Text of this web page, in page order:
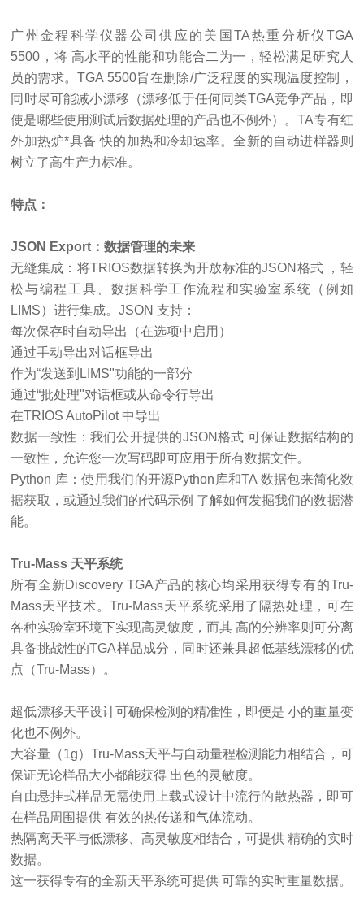
广州金程科学仪器公司供应的美国 TA热重分析仪 TGA
5500，将 高水平的性能和功能合二为一，轻松满足研究人
员的需求。TGA 5500旨在删除/广泛程度的实现温度控制，
同时尽可能减小漂移（漂移低于任何同类TGA竞争产品，即
使是哪些使用测试后数据处理的产品也不例外）。TA专有红
外加热炉*具备 快的加热和冷却速率。全新的自动进样器则
树立了高生产力标准。
特点：
JSON Export：数据管理的未来
无缝集成：将TRIOS数据转换为开放标准的JSON格式 ，轻
松与编程工具、数据科学工作流程和实验室系统（例如
LIMS）进行集成。JSON 支持：
每次保存时自动导出（在选项中启用）
通过手动导出对话框导出
作为“发送到LIMS"功能的一部分
通过“批处理"对话框或从命令行导出
在TRIOS AutoPilot 中导出
数据一致性：我们公开提供的JSON格式 可保证数据结构的
一致性，允许您一次写码即可应用于所有数据文件。
Python 库：使用我们的开源Python库和TA 数据包来简化数
据获取，或通过我们的代码示例 了解如何发掘我们的数据潜
能。
Tru-Mass 天平系统
所有全新Discovery TGA产品的核心均采用获得专有的Tru-
Mass天平技术。Tru-Mass天平系统采用了隔热处理，可在
各种实验室环境下实现高灵敏度，而其 高的分辨率则可分离
具备挑战性的TGA样品成分，同时还兼具超低基线漂移的优
点（Tru-Mass）。
超低漂移天平设计可确保检测的精准性，即便是 小的重量变
化也不例外。
大容量（1g）Tru-Mass天平与自动量程检测能力相结合，可
保证无论样品大小都能获得 出色的灵敏度。
自由悬挂式样品无需使用上载式设计中流行的散热器，即可
在样品周围提供 有效的热传递和气体流动。
热隔离天平与低漂移、高灵敏度相结合，可提供 精确的实时
数据。
这一获得专有的全新天平系统可提供 可靠的实时重量数据。